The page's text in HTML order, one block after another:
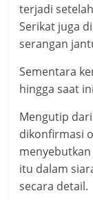
terjadi
Serikat juga
serangan
Sementara
hingga saat
Mengutip
dikonfirmasi
itu dalam
secara detail.